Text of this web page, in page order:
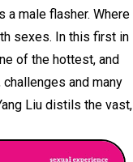
a male flasher. Where
sexes. In this first in
of the hottest, and
and many
Liu distils the vast,